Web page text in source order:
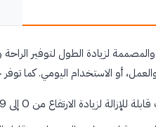
لزيادة الطول لتوفير
أو الاستخدام اليومي. كما